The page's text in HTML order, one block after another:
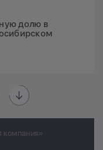
долю в